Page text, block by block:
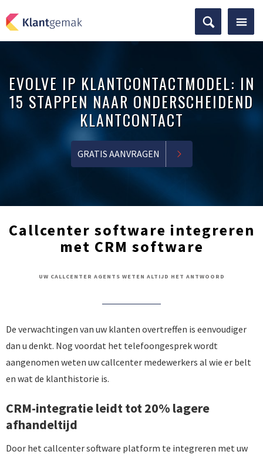
EVOLVE IP KLANTCONTACTMODEL: IN
15 STAPPEN NAAR ONDERSCHEIDEND
KLANTCONTACT
GRATIS AANVRAGEN
Callcenter software integreren
met CRM software
UW CALLCENTER AGENTS WETEN ALTIJD HET ANTWOORD
De verwachtingen van uw klanten overtreffen is eenvoudiger
dan u denkt. Nog voordat het telefoongesprek wordt
aangenomen weten uw callcenter medewerkers al wie er belt
en wat de klanthistorie is.
CRM-integratie leidt tot 20% lagere
afhandeltijd
Door het callcenter software platform te integreren met uw